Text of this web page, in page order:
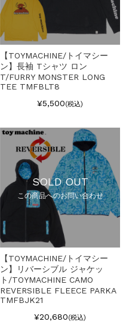
【TOYMACHINE/トイマシー
ン】長袖 Tシャツ ロン
T/FURRY MONSTER LONG
TEE TMFBLT8
¥5,500(税込)
SOLD OUT
この商品へのお問い合わせ
【TOYMACHINE/トイマシー
ン】リバーシブル ジャケッ
ト/TOYMACHINE CAMO
REVERSIBLE FLEECE PARKA
TMFBJK21
¥20,680(税込)